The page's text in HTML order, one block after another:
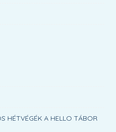
HÉTVÉGÉK A HELLO TÁBOR